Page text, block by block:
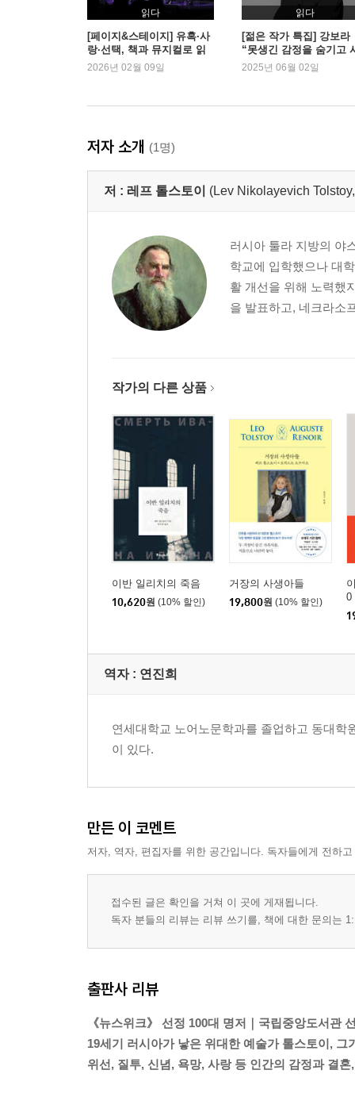
읽다
[페이지&스테이지] 유혹·사
랑·선택, 책과 뮤지컬로 읽
는 ‘안나 카레니나’ | 예스24
2026년 02월 09일
읽다
[젊은 작가 특집] 강보라
“못생긴 감정을 숨기고
는 인물에게 관심이 있어
2025년 06월 02일
저자 소개 (1명)
저 : 레프 톨스토이 (Lev Nikolayevich
러시아 툴라 지방의 야
학교에 입학했으나 대
활 개선을 위해 노력했
을 발표하고, 네크라소
작가의 다른 상품
이반 일리치의 죽음
10,620원 (10% 할인)
거장의 사생아들
19,800원 (10% 할인)
0
역자 : 연진희
연세대학교 노어노문학과를 졸업하고 동대
이 있다.
만든 이 코멘트
저자, 역자, 편집자를 위한 공간입니다. 독자들에게 전하
접수된 글은 확인을 거쳐 이 곳에 게재됩니다.
독자 분들의 리뷰는 리뷰 쓰기를, 책에 대한 문의는
출판사 리뷰
《뉴스위크》 선정 100대 명저｜국립중앙도서관
19세기 러시아가 낳은 위대한 예술가 톨스토이, 그
위선, 질투, 신념, 욕망, 사랑 등 인간의 감정과 결